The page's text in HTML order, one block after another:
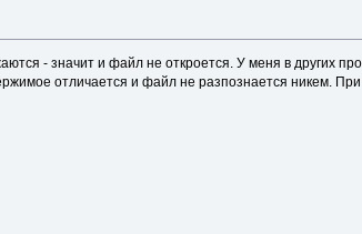
- значит и файл не откроется. У меня в других
отличается и файл не разпознается никем.